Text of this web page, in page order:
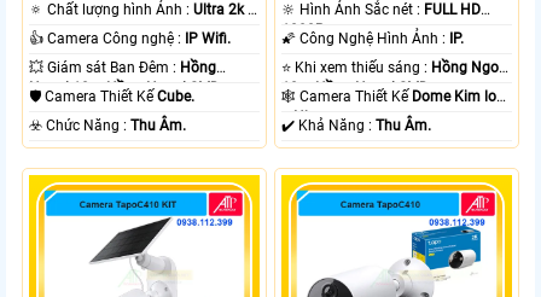
🔅 Chất lượng hình Ảnh :Ultra 2k +
.
👍 Camera Công nghệ :
IP Wifi.
💥 Giám sát Ban Đêm : Hồng
Ngoại 10m Hồng Ngoại SMD.
🛡 Camera Thiết KếCube.
️☣️ Chức Năng :Thu Âm.
🔆 Hình Ảnh Sắc nét : FULL HD
1080P .
🌠 Công Nghệ Hình Ảnh :
IP.
⭐ Khi xem thiếu sáng : Hồng Ngoại
10m Hồng Ngoại SMD.
🕸️ Camera Thiết Kế Dome Kim loại
+ Nhựa.
️✔️ Khả Năng :Thu Âm.